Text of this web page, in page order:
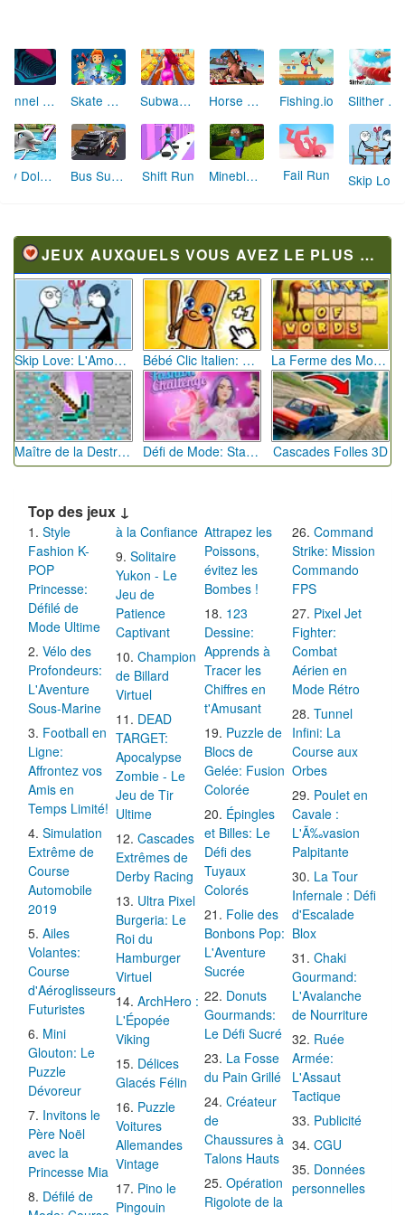
Tunnel Rush Skate Hooligans Subway Princess Run Horse Jumping Show 3D Fishing.io Slither Birds
My Dolphin Show 7 Bus Subway Shift Run Mineblock Adventure Fail Run
JEUX AUXQUELS VOUS AVEZ LE PLUS JOUÉ
Skip Love: L'Amour en Péril Bébé Clic Italien: La Folie des Petits Bambins La Ferme des Mots - Cultivez votre Vocabulaire
Maître de la Destruction: Fusion de Pioches Défi de Mode: Star du Podium Cascades Folles 3D
Top des jeux ↓
Style
Fashion K-
POP
Princesse:
Défilé de
Mode Ultime
Vélo des
Profondeurs:
L'Aventure
Sous-Marine
Football en
Ligne:
Affrontez vos
Amis en
Temps Limité!
Simulation
Extrême de
Course
Automobile
2019
Ailes
Volantes:
Course
d'Aéroglisseurs
Futuristes
Mini
Glouton: Le
Puzzle
Dévoreur
Invitons le
Père Noël
avec la
Princesse Mia
Défilé de
à la Confiance
Solitaire
Yukon - Le
Jeu de
Patience
Captivant
Champion
de Billard
Virtuel
DEAD
TARGET:
Apocalypse
Zombie - Le
Jeu de Tir
Ultime
Cascades
Extrêmes de
Derby Racing
Ultra Pixel
Burgeria: Le
Roi du
Hamburger
Virtuel
ArchHero :
L'Épopée
Viking
Délices
Glacés Félin
Puzzle
Voitures
Allemandes
Vintage
Pino le
Pingouin
Attrapez les
Poissons,
évitez les
Bombes !
123
Dessine:
Apprends à
Tracer les
Chiffres en
t'Amusant
Puzzle de
Blocs de
Gelée: Fusion
Colorée
Épingles
et Billes: Le
Défi des
Tuyaux
Colorés
Folie des
Bonbons Pop:
L'Aventure
Sucrée
Donuts
Gourmands:
Le Défi Sucré
La Fosse
du Pain Grillé
Créateur
de
Chaussures à
Talons Hauts
Opération
Rigolote de la
Command
Strike: Mission
Commando
FPS
Pixel Jet
Fighter:
Combat
Aérien en
Mode Rétro
Tunnel
Infini: La
Course aux
Orbes
Poulet en
Cavale :
L'Ã‰vasion
Palpitante
La Tour
Infernale : Défi
d'Escalade
Blox
Chaki
Gourmand:
L'Avalanche
de Nourriture
Ruée
Armée:
L'Assaut
Tactique
Publicité
CGU
Données
personnelles